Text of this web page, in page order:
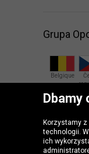
Grupa
Belgique
Slovenská
republika
Dbamy
Korzystamy
technologii.
ich